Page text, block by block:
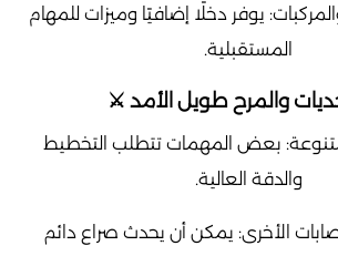
يوفر دخلًا إضافيًا وميزات للمهام
المستقبلية.
بعض المهمات تتطلب التخطيط
والدقة العالية.
الأخرى: يمكن أن يحدث صراع دائم